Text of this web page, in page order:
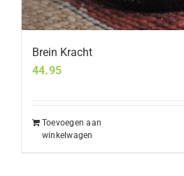
Brein Kracht
44.95
Toevoegen aan
winkelwagen